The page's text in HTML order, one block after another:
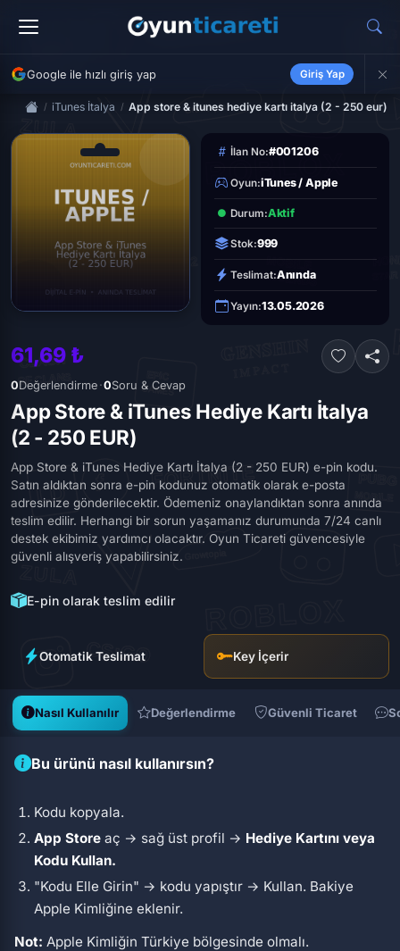
Google ile hızlı giriş yap Giriş Yap
iTunes İtalya App store & itunes hediye kartı italya (2 - 250 eur)
İlan No:#001206
Oyun:iTunes / Apple
Durum:Aktif
Stok:999
Teslimat:Anında
Yayın:13.05.2026
61,69 ₺
0Değerlendirme ·0Soru & Cevap
App Store & iTunes Hediye Kartı İtalya
(2 - 250 EUR)
App Store & iTunes Hediye Kartı İtalya (2 - 250 EUR) e-pin kodu.
Satın aldıktan sonra e-pin kodunuz otomatik olarak e-posta
adresinize gönderilecektir. Ödemeniz onaylandıktan sonra anında
teslim edilir. Herhangi bir sorun yaşamanız durumunda 7/24 canlı
destek ekibimiz yardımcı olacaktır. Oyun Ticareti güvencesiyle
güvenli alışveriş yapabilirsiniz.
E-pin olarak teslim edilir
Otomatik Teslimat Key İçerir
Nasıl Kullanılır Değerlendirme Güvenli Ticaret
Bu ürünü nasıl kullanırsın?
Kodu kopyala.
App Store aç → sağ üst profil → Hediye Kartını veya
Kodu Kullan.
"Kodu Elle Girin" → kodu yapıştır → Kullan. Bakiye
Apple Kimliğine eklenir.
Not: Apple Kimliğin Türkiye bölgesinde olmalı.